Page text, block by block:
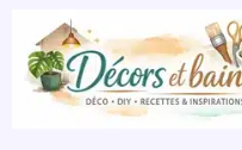
contenu